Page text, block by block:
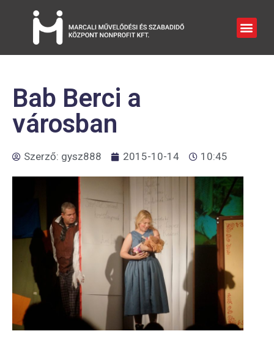
Bab Berci a
városban
Szerző: gysz888 2015-10-14 10:45